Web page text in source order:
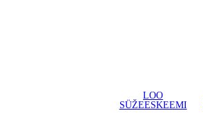
LOO
SÜŽEESKEEMI